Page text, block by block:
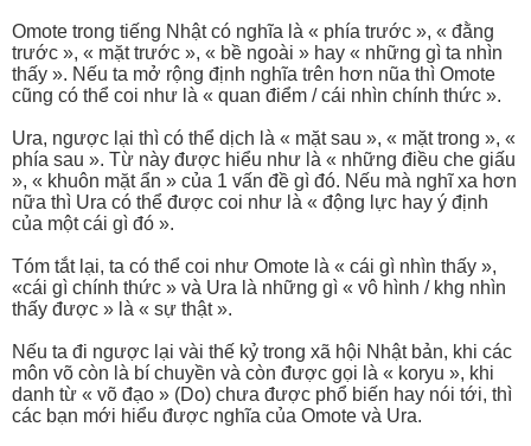
Omote trong tiếng Nhật có nghĩa là « phía trước », « đằng
trước », « mặt trước », « bề ngoài » hay « những gì ta nhìn
thấy ». Nếu ta mở rộng định nghĩa trên hơn nũa thì Omote
cũng có thể coi như là « quan điểm / cái nhìn chính thức ».
Ura, ngược lại thì có thể dịch là « mặt sau », « mặt trong », «
phía sau ». Từ này được hiểu như là « những điều che giấu
», « khuôn mặt ẩn » của 1 vấn đề gì đó. Nếu mà nghĩ xa hơn
nữa thì Ura có thể được coi như là « động lực hay ý định
của một cái gì đó ».
Tóm tắt lại, ta có thể coi như Omote là « cái gì nhìn thấy »,
«cái gì chính thức » và Ura là những gì « vô hình / khg nhìn
thấy được » là « sự thật ».
Nếu ta đi ngược lại vài thế kỷ trong xã hội Nhật bản, khi các
môn võ còn là bí chuyền và còn được gọi là « koryu », khi
danh từ « võ đạo » (Do) chưa được phổ biến hay nói tới, thì
các bạn mới hiểu được nghĩa của Omote và Ura.